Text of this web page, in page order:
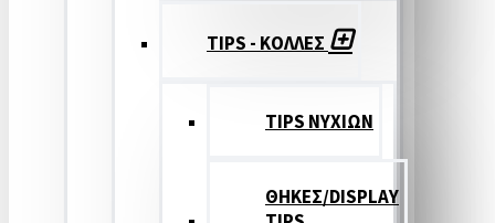
TIPS - ΚΟΛΛΕΣ
TIPS ΝΥΧΙΩΝ
ΘΗΚΕΣ/DISPLAY